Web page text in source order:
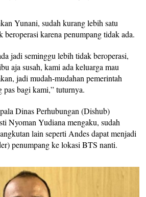
Yunani, sudah kurang lebih satu
karena penumpang tidak ada.
jadi seminggu lebih tidak beroperasi,
aja susah, kami ada keluarga mau
jadi mudah-mudahan pemerintah
pas bagi kami,” tuturnya.
Dinas Perhubungan (Dishub)
Nyoman Yudiana mengaku, sudah
lain seperti Andes dapat menjadi
penumpang ke lokasi BTS nanti.